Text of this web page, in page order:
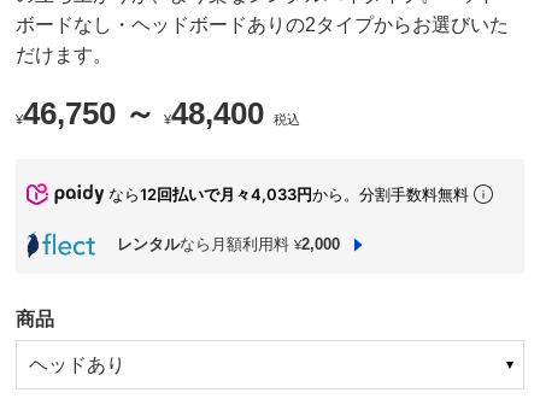
ボードなし・ヘッドボードありの2タイプからお選びいた
だけます。
¥46,750 ～¥48,400 税込
なら12回払いで月々4,033円から。分割手数料無料
レンタルなら月額利用料 ¥2,000
商品
ヘッドあり